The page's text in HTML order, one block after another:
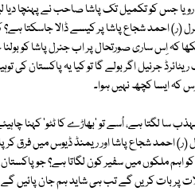
جس کو تکمیل تک پاشا صاحب نے پہنچا
(ر) احمد شجاع پاشا پر کیسے ڈالا جاسکتا
کہ اِس ساری صورتحال پر اب جنرل پاشا کو
جرنیل اگر بولے گا تو کیا یہ پاکستان کی
کہ ایسا کچھ نہیں ہوا۔
سا لگتا ہے، اُسے تو 'بھاڑے کا ٹٹو' کہنا
(ر) احمد شجاع پاشا اور ریمنڈ ڈیوس میں فرق
ملکوں میں سفیر کون لگاتا ہے؟ جو
پر بات کریں گے تب ہی شاید ہم جان پائیں